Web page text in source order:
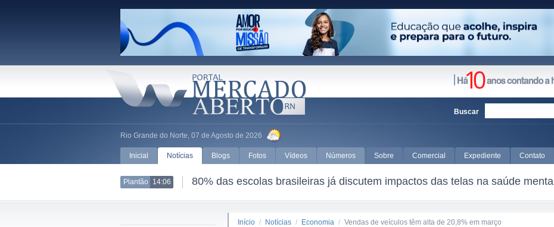
Rio Grande do Norte, 07 de Agosto de 2026
Buscar
Inicial Notícias Blogs Fotos Vídeos Números Sobre Comercial Expediente Contato
Plantão 14:06 80% das escolas brasileiras já discutem impactos das telas na saúde mental
Início / Notícias / Economia / Vendas de veículos têm alta de 20,8% em março